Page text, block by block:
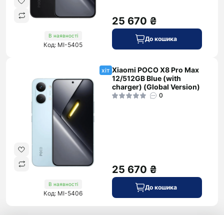
В наявності
Код: MI-5405
25 670 ₴
До кошика
хіт
В наявності
Код: MI-5406
Xiaomi POCO X8 Pro Max
12/512GB Blue (with
charger) (Global Version)
0
25 670 ₴
До кошика